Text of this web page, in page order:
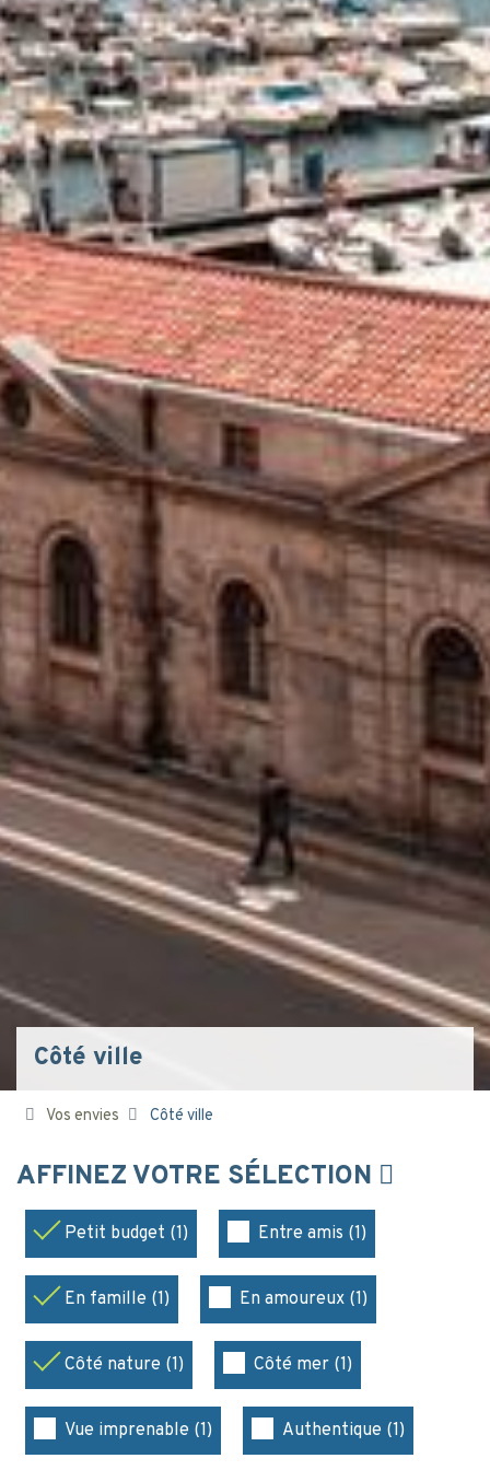
Côté ville
Vos envies Côté ville
AFFINEZ VOTRE SÉLECTION
Petit budget (1) Entre amis (1)
En famille (1) En amoureux (1)
Côté nature (1) Côté mer (1)
Vue imprenable (1) Authentique (1)